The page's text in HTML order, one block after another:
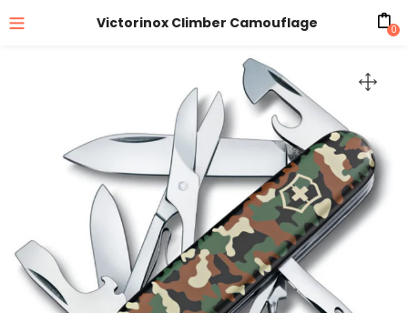
Victorinox Climber Camouflage 0